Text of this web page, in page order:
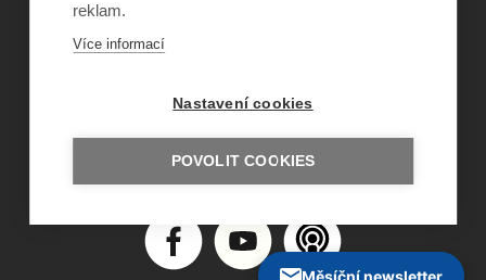
©Obecně prospěšná společnost Sirius
ISSN 1805-8876
nazory@sancedetem.cz
Odběr novinek e-mailem
Měsíční newsletter
reklam.
Více informací
Nastavení cookies
POVOLIT COOKIES